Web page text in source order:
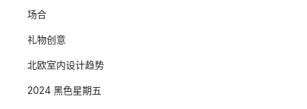
场合
礼物创意
北欧室内设计趋势
2024 黑色星期五